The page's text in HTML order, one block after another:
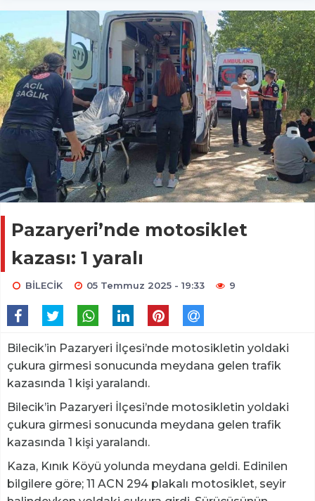
Pazaryeri’nde motosiklet
kazası: 1 yaralı
BİLECİK 05 Temmuz 2025 - 19:33 9
Bilecik’in Pazaryeri İlçesi’nde motosikletin yoldaki
çukura girmesi sonucunda meydana gelen trafik
kazasında 1 kişi yaralandı.
Bilecik’in Pazaryeri İlçesi’nde motosikletin yoldaki
çukura girmesi sonucunda meydana gelen trafik
kazasında 1 kişi yaralandı.
Kaza, Kınık Köyü yolunda meydana geldi. Edinilen
bilgilere göre; 11 ACN 294 plakalı motosiklet, seyir